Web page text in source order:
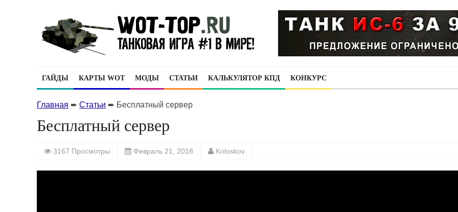
ГАЙДЫ КАРТЫ WOT МОДЫ СТАТЬИ КАЛЬКУЛЯТОР КПД КОНКУРС
Главная ➨ Статьи ➨ Бесплатный сервер
Бесплатный сервер
3167 Просмотры Февраль 21, 2018 Koloskov